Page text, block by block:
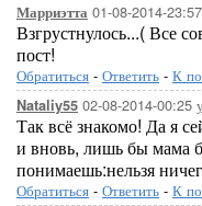
Марриэтта 01-08-2014-23:57
Взгрустнулось...( Все
пост!
Обратиться - Ответить - К
Nataliy55 02-08-2014-00:25
Так всё знакомо! Да я
и вновь, лишь бы мама
понимаешь:нельзя
Обратиться - Ответить - К